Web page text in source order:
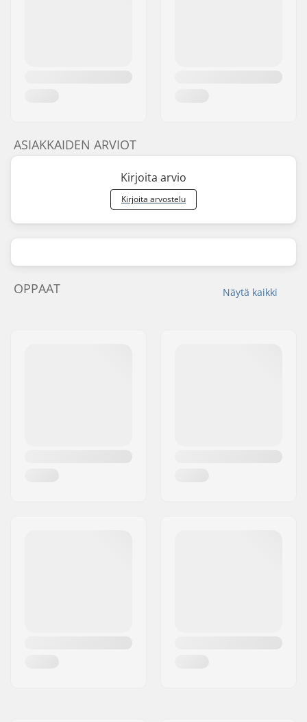
ASIAKKAIDEN ARVIOT
Kirjoita arvio
Kirjoita arvostelu
Näytä kaikki
OPPAAT